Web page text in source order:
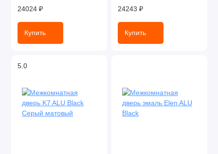
24024 ₽
Купить
24243 ₽
Купить
5.0